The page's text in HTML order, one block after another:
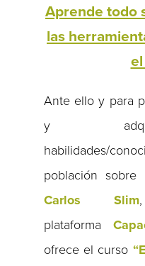
Aprende todo
las
Ante ello y para
y
habilidades/
población sobre
Carlos Slim
plataforma
ofrece el curso